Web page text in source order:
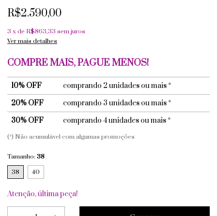
R$2.590,00
3 x de R$863,33 sem juros
Ver mais detalhes
COMPRE MAIS, PAGUE MENOS!
10% OFF
comprando 2 unidades ou mais *
20% OFF
comprando 3 unidades ou mais *
30% OFF
comprando 4 unidades ou mais *
(*) Não acumulável com algumas promoções
Tamanho:38
38
40
Atenção, última peça!